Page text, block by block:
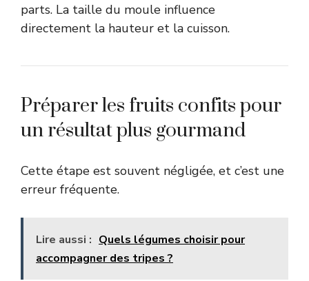
parts. La taille du moule influence
directement la hauteur et la cuisson.
Préparer les fruits confits pour
un résultat plus gourmand
Cette étape est souvent négligée, et c’est une
erreur fréquente.
Lire aussi : Quels légumes choisir pour
accompagner des tripes ?